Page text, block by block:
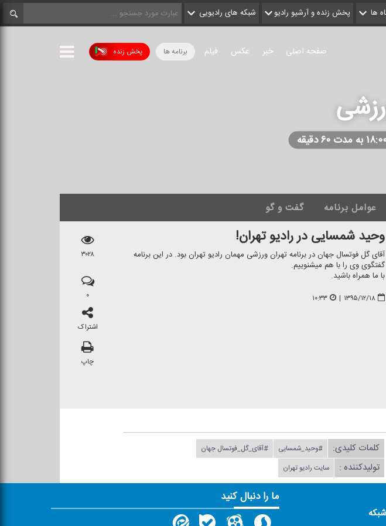
ها پخش زنده و آرشیو رادیو شبکه های رادیویی
پخش زنده برنامه ها صفحه اصلی خبر عکس فیلم
عوامل برنامه گفت و گو
وحید شمسایی در رادیو تهران!
آقای گل فوتسال جهان در برنامه تهران ورزشی مهمان رادیو تهران بود. در این برنامه
گفتگوی وی را با هم میشنوییم.
با ما همراه باشید.
۱۳۹۵/۱۲/۱۸ | ۱۰:۳۳
۳۰۲۸
۰
اشتراک
چاپ
کلمات کلیدی: #وحید_شمسایی #آقای_گل_فوتسال جهان
تولیدکننده : سایت رادیو تهران
ما را دنبال کنید